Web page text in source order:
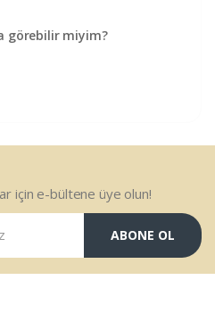
görebilir miyim?
için e-bültene üye olun!
ABONE OL